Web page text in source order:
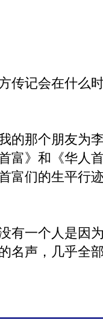
记会在什么
那个朋友为李
富》和《华人
富们的生平行
一个人是因
名声，几乎全